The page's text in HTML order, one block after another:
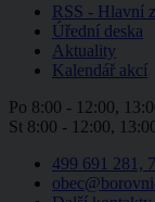
RSS - Hlavní
Úřední deska
Aktuality
Kalendář akcí
Po 8:00 - 12:00,
St 8:00 - 12:00,
499 691 281,